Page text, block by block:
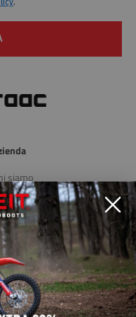
.
siamo
Locator